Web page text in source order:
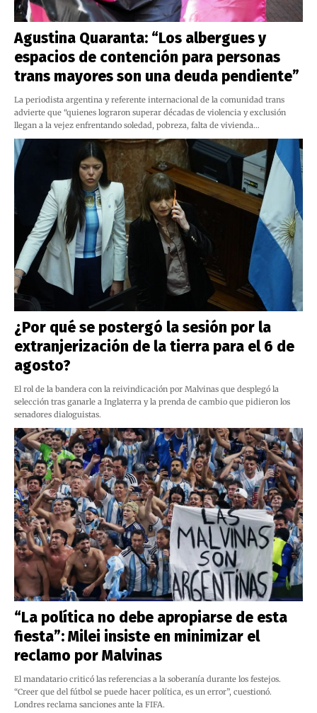
Agustina Quaranta: “Los albergues y
espacios de contención para personas
trans mayores son una deuda pendiente”
La periodista argentina y referente internacional de la comunidad trans
advierte que “quienes lograron superar décadas de violencia y exclusión
llegan a la vejez enfrentando soledad, pobreza, falta de vivienda…
¿Por qué se postergó la sesión por la
extranjerización de la tierra para el 6 de
agosto?
El rol de la bandera con la reivindicación por Malvinas que desplegó la
selección tras ganarle a Inglaterra y la prenda de cambio que pidieron los
senadores dialoguistas.
“La política no debe apropiarse de esta
fiesta”: Milei insiste en minimizar el
reclamo por Malvinas
El mandatario criticó las referencias a la soberanía durante los festejos.
“Creer que del fútbol se puede hacer política, es un error”, cuestionó.
Londres reclama sanciones ante la FIFA.